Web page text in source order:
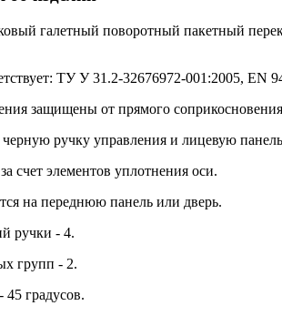
галетный поворотный пакетный
ТУ У 31.2-32676972-001:2005,
защищены от прямого
ручку управления и лицевую
счет элементов уплотнения оси.
на переднюю панель или дверь.
ручки - 4.
групп - 2.
45 градусов.